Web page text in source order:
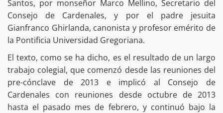
Santos, por monseñor Marco Mellino, Secretario del
Consejo de Cardenales, y por el padre jesuita
Gianfranco Ghirlanda, canonista y profesor emérito de
la Pontificia Universidad Gregoriana.
El texto, como se ha dicho, es el resultado de un largo
trabajo colegial, que comenzó desde las reuniones del
pre-cónclave de 2013 e implicó al Consejo de
Cardenales con reuniones desde octubre de 2013
hasta el pasado mes de febrero, y continuó bajo la